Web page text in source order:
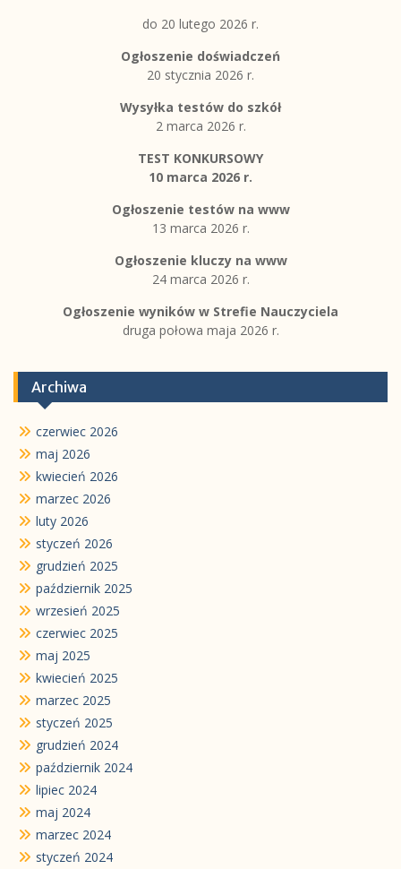
do 20 lutego 2026 r.
Ogłoszenie doświadczeń
20 stycznia 2026 r.
Wysyłka testów do szkół
2 marca 2026 r.
TEST KONKURSOWY
10 marca 2026 r.
Ogłoszenie testów na www
13 marca 2026 r.
Ogłoszenie kluczy na www
24 marca 2026 r.
Ogłoszenie wyników w Strefie Nauczyciela
druga połowa maja 2026 r.
Archiwa
czerwiec 2026
maj 2026
kwiecień 2026
marzec 2026
luty 2026
styczeń 2026
grudzień 2025
październik 2025
wrzesień 2025
czerwiec 2025
maj 2025
kwiecień 2025
marzec 2025
styczeń 2025
grudzień 2024
październik 2024
lipiec 2024
maj 2024
marzec 2024
styczeń 2024